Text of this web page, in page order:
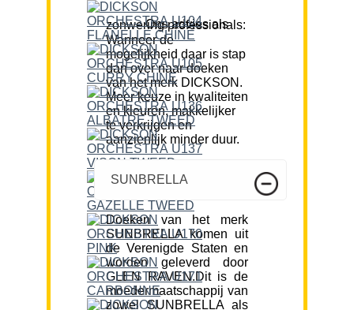
Ons advies als zonwering professionals:
Wanneer de
mogelijkheid daar is stap
dan over naar doeken
van het merk DICKSON.
Meer keuze in kwaliteiten
en kleuren, makkelijker
te verkrijgen en
aanzienlijk minder duur.
SUNBRELLA
Doeken van het merk
SUNBRELLA komen uit
de Verenigde Staten en
worden geleverd door
GLEN RAVEN.Dit is de
moedermaatschappij van
zowel SUNBRELLA als